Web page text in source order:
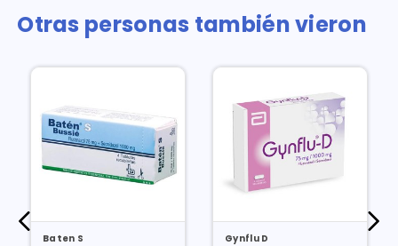
Otras personas también vieron
Baten S
Gynflu D